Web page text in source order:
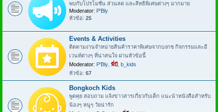
พบกับโปรโมชั่น ส่วนลด และสิทธิพิเศษต่างๆ มากมาย
Moderator: P'Bly
หัวข้อ: 25
Events & Activities
ติดตามงานจำหน่ายสินค้าราคาพิเศษจากบงกช กิจกรรมและอี
เวนท์ต่างๆ ที่น่าสนใจ ผ่านหัวข้อนี้
Moderator: P'Bly พี่บี b_kids
หัวข้อ: 67
Bongkoch Kids
พูดคุย สอบถาม แจ้งข่าวสารเกี่ยวกับเด็ก แนะนำหนังสือสำหรับ
น้องๆ หนูๆ วัยน่ารัก